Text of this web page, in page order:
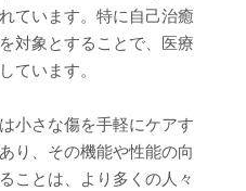
ています。特に自己治癒
対象とすることで、医療
ています。
小さな傷を手軽にケアす
り、その機能や性能の向
ことは、より多くの人々